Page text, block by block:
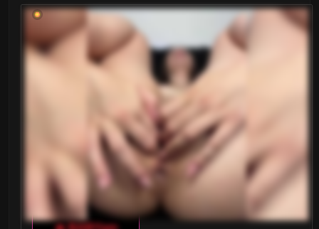
XXL
Zabawa analna
Zabawki
Średnie cyce
Żony
DLACZEGO KOBIETY UWIELBIAJĄ